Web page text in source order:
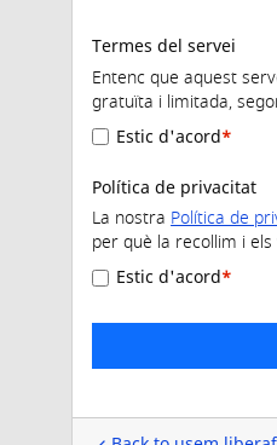
Termes del servei
Entenc que aquest
gratuïta i limitada,
Estic d'acord
Política de privacitat
La nostra Política de
per què la recollim i
Estic d'acord